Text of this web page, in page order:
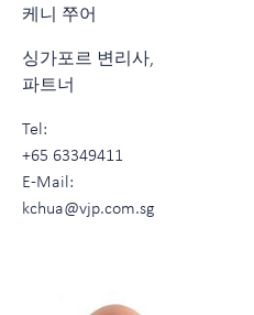
케니 쭈어
싱가포르 변리사,
파트너
Tel:
+65 63349411
E-Mail:
kchua@vjp.com.sg